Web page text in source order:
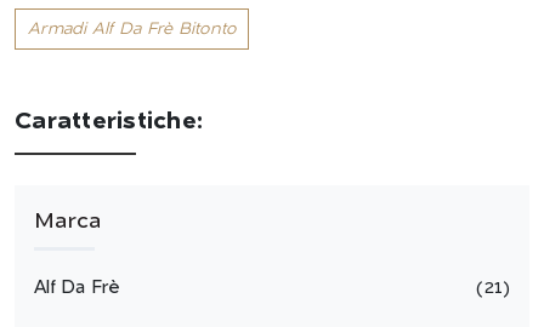
Armadi Alf Da Frè Bitonto
Caratteristiche:
Marca
Alf Da Frè 21